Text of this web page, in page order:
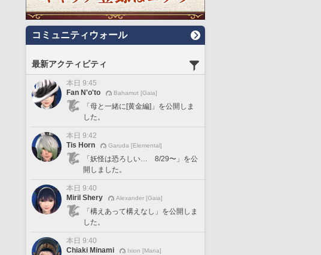
コミュニティウォール
最新アクティビティ
本日 9:45
Fan N'o'to
Bahamut [Gaia]
「母と一緒に[黄金編]」を公開しま
した。
本日 9:42
Tis Horn
Garuda [Elemental]
「妖怪は恐ろしい… 8/29〜」を公
開しました。
本日 9:40
Miril Shery
Alexander [Gaia]
「構えあって構えなし」を公開しま
した。
本日 9:40
Chiaki Minami
Ixion [Mana]